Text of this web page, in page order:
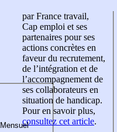
par France travail,
Cap emploi et ses
partenaires pour ses
actions concrètes en
faveur du recrutement,
de l’intégration et de
l’accompagnement de
ses collaborateurs en
situation de handicap.
Pour en savoir plus,
consultez cet article.